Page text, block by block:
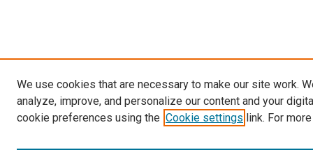
We use cookies that are necessary to make our site work.
analyze, improve, and personalize our content and your
cookie preferences using the Cookie settings link. For